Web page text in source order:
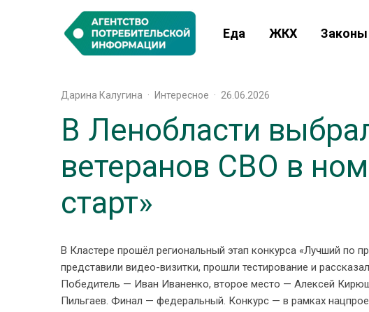
Еда ЖКХ Законы
Дарина Калугина · Интересное · 26.06.2026
В Ленобласти
ветеранов СВО в
старт»
В Кластере прошёл региональный этап конкурса «Лучший по
представили видео-визитки, прошли тестирование и
Победитель — Иван Иваненко, второе место — Алексей
Пильгаев. Финал — федеральный. Конкурс — в рамках